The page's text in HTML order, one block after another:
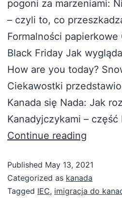
pogoni za marzeniami:
– czyli to, co
Formalności papierkowe
Black Friday Jak
How are you today?
Ciekawostki
Kanada się Nada: Jak
Kanadyjczykami –
Continue reading
Published May 13, 2021
Categorized as kanada
Tagged IEC, imigracja do